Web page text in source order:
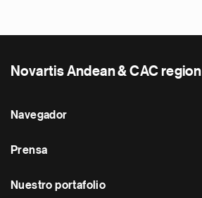
Novartis Andean & CAC region
Navegador
Prensa
Nuestro portafolio